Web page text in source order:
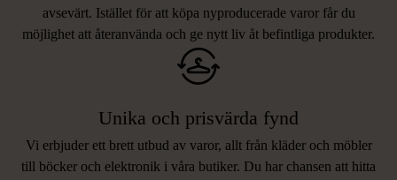
avsevärt. Istället för att köpa nyproducerade varor får du
möjlighet att återanvända och ge nytt liv åt befintliga produkter.
Unika och prisvärda fynd
Vi erbjuder ett brett utbud av varor, allt från kläder och möbler
till böcker och elektronik i våra butiker. Du har chansen att hitta
LIKNANDE PRODUKTER